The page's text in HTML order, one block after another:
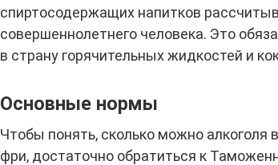
спиртосодержащих напитков
совершеннолетнего человека. Это
в страну горячительных жидкостей и
Основные нормы
Чтобы понять, сколько можно алкоголя
фри, достаточно обратиться к